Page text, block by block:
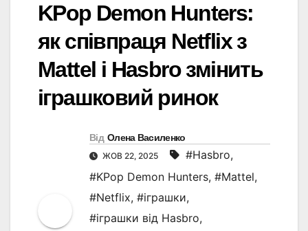
KPop Demon Hunters:
як співпраця Netflix з
Mattel і Hasbro змінить
іграшковий ринок
Від Олена Василенко
ЖОВ 22, 2025 #Hasbro,
#KPop Demon Hunters, #Mattel,
#Netflix, #іграшки,
#іграшки від Hasbro,